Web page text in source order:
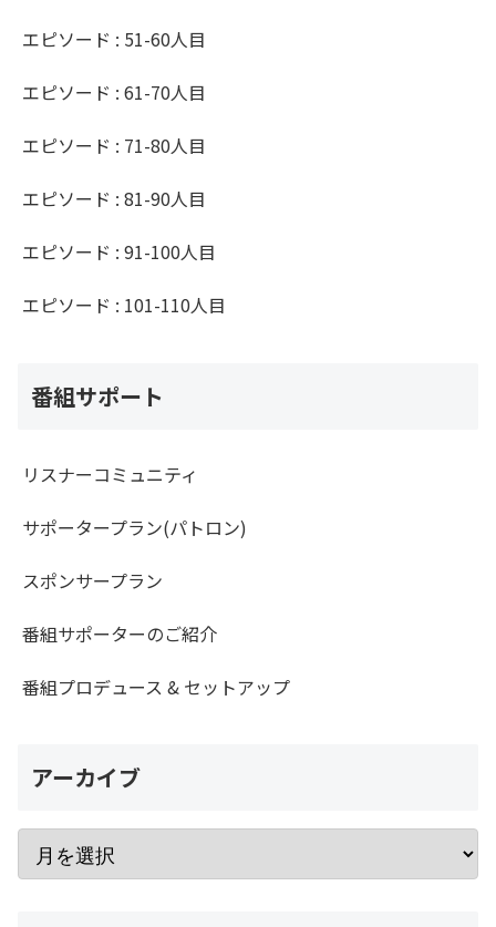
エピソード : 51-60人目
エピソード : 61-70人目
エピソード : 71-80人目
エピソード : 81-90人目
エピソード : 91-100人目
エピソード : 101-110人目
番組サポート
リスナーコミュニティ
サポータープラン(パトロン)
スポンサープラン
番組サポーターのご紹介
番組プロデュース & セットアップ
アーカイブ